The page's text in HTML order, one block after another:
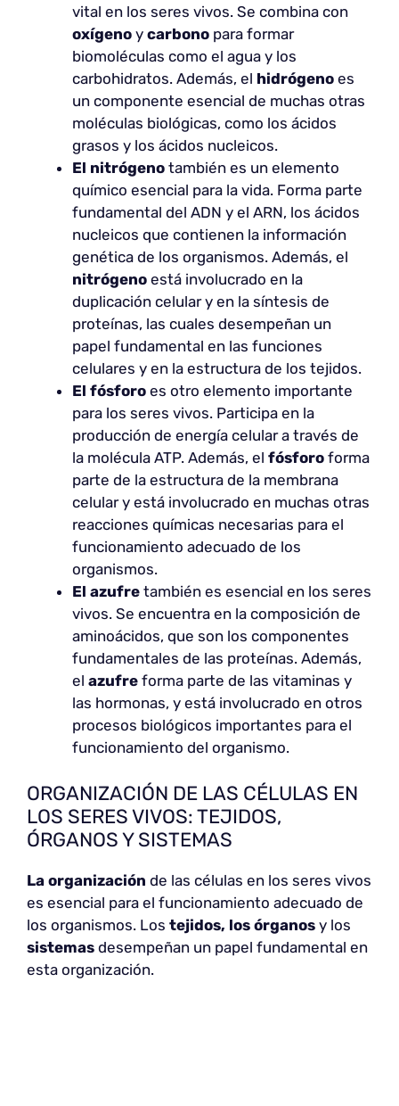
vital en los seres vivos. Se combina con
oxígeno y carbono para formar
biomoléculas como el agua y los
carbohidratos. Además, el hidrógeno es
un componente esencial de muchas otras
moléculas biológicas, como los ácidos
grasos y los ácidos nucleicos.
El nitrógeno también es un elemento
químico esencial para la vida. Forma parte
fundamental del ADN y el ARN, los ácidos
nucleicos que contienen la información
genética de los organismos. Además, el
nitrógeno está involucrado en la
duplicación celular y en la síntesis de
proteínas, las cuales desempeñan un
papel fundamental en las funciones
celulares y en la estructura de los tejidos.
El fósforo es otro elemento importante
para los seres vivos. Participa en la
producción de energía celular a través de
la molécula ATP. Además, el fósforo forma
parte de la estructura de la membrana
celular y está involucrado en muchas otras
reacciones químicas necesarias para el
funcionamiento adecuado de los
organismos.
El azufre también es esencial en los seres
vivos. Se encuentra en la composición de
aminoácidos, que son los componentes
fundamentales de las proteínas. Además,
el azufre forma parte de las vitaminas y
las hormonas, y está involucrado en otros
procesos biológicos importantes para el
funcionamiento del organismo.
ORGANIZACIÓN DE LAS CÉLULAS EN
LOS SERES VIVOS: TEJIDOS,
ÓRGANOS Y SISTEMAS
La organización de las células en los seres vivos
es esencial para el funcionamiento adecuado de
los organismos. Los tejidos, los órganos y los
sistemas desempeñan un papel fundamental en
esta organización.